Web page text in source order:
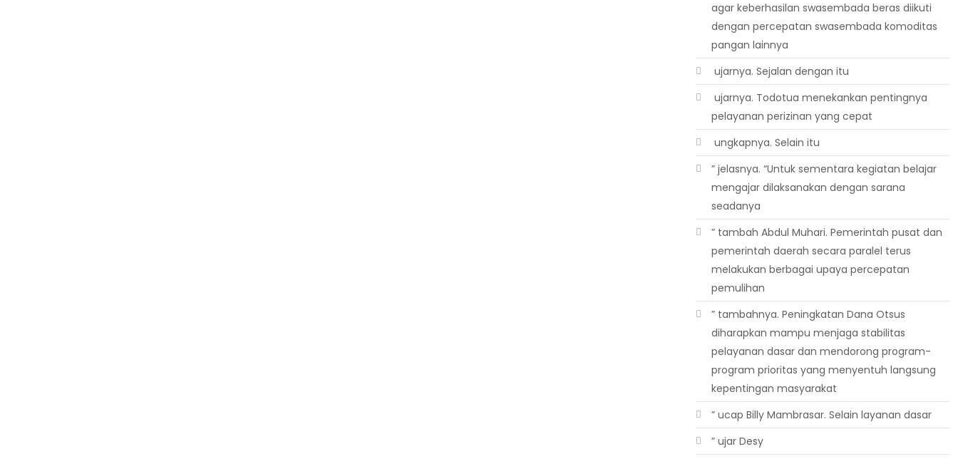
agar keberhasilan swasembada beras diikuti
dengan percepatan swasembada komoditas
pangan lainnya
 ujarnya. Sejalan dengan itu
 ujarnya. Todotua menekankan pentingnya
pelayanan perizinan yang cepat
 ungkapnya. Selain itu
” jelasnya. “Untuk sementara kegiatan belajar
mengajar dilaksanakan dengan sarana
seadanya
” tambah Abdul Muhari. Pemerintah pusat dan
pemerintah daerah secara paralel terus
melakukan berbagai upaya percepatan
pemulihan
” tambahnya. Peningkatan Dana Otsus
diharapkan mampu menjaga stabilitas
pelayanan dasar dan mendorong program-
program prioritas yang menyentuh langsung
kepentingan masyarakat
” ucap Billy Mambrasar. Selain layanan dasar
” ujar Desy